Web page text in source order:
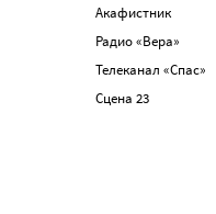
Акафистник
Радио «Вера»
Телеканал «Спас»
Сцена 23